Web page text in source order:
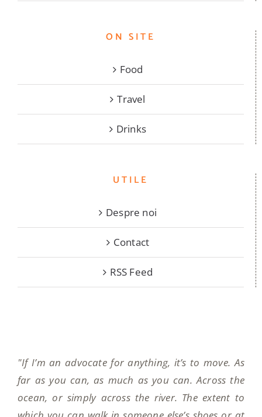
ON SITE
Food
Travel
Drinks
UTILE
Despre noi
Contact
RSS Feed
"If I’m an advocate for anything, it’s to move. As
far as you can, as much as you can. Across the
ocean, or simply across the river. The extent to